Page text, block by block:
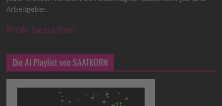
Arbeitgeber.
Profil besuchen
Die AI Playlist von SAATKORN